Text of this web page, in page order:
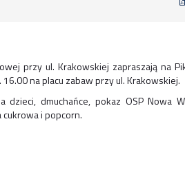
przy ul. Krakowskiej zapraszają na
na placu zabaw przy ul. Krakowskiej.
dmuchańce, pokaz OSP Nowa
i popcorn.